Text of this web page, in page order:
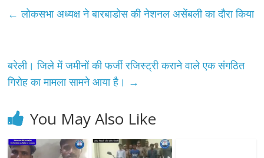
← लोकसभा अध्यक्ष ने बारबाडोस की नेशनल असेंबली का दौरा किया
बरेली। जिले में जमीनों की फर्जी रजिस्ट्री कराने वाले एक संगठित
गिरोह का मामला सामने आया है। →
You May Also Like